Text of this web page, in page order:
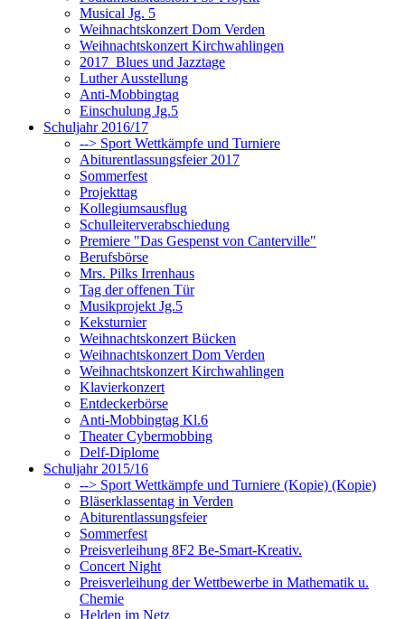
Musical Jg. 5
Weihnachtskonzert Dom Verden
Weihnachtskonzert Kirchwahlingen
2017_Blues und Jazztage
Luther Ausstellung
Anti-Mobbingtag
Einschulung Jg.5
Schuljahr 2016/17
--> Sport Wettkämpfe und Turniere
Abiturentlassungsfeier 2017
Sommerfest
Projekttag
Kollegiumsausflug
Schulleiterverabschiedung
Premiere "Das Gespenst von Canterville"
Berufsbörse
Mrs. Pilks Irrenhaus
Tag der offenen Tür
Musikprojekt Jg.5
Keksturnier
Weihnachtskonzert Bücken
Weihnachtskonzert Dom Verden
Weihnachtskonzert Kirchwahlingen
Klavierkonzert
Entdeckerbörse
Anti-Mobbingtag Kl.6
Theater Cybermobbing
Delf-Diplome
Schuljahr 2015/16
--> Sport Wettkämpfe und Turniere (Kopie) (Kopie)
Bläserklassentag in Verden
Abiturentlassungsfeier
Sommerfest
Preisverleihung 8F2 Be-Smart-Kreativ.
Concert Night
Preisverleihung der Wettbewerbe in Mathematik u.
Chemie
Helden im Netz